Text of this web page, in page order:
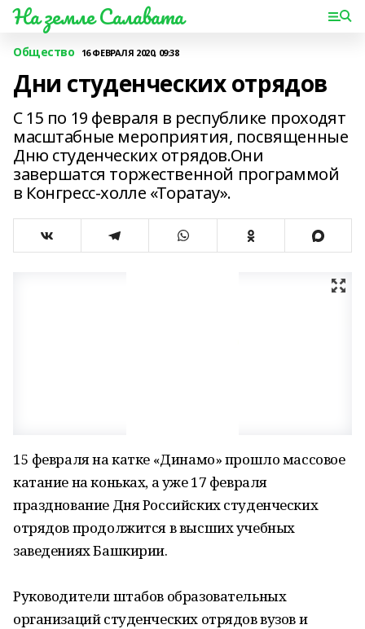
На земле Салавата
Общество 16 ФЕВРАЛЯ 2020, 09:38
Дни студенческих отрядов
С 15 по 19 февраля в республике проходят
масштабные мероприятия, посвященные
Дню студенческих отрядов.Они
завершатся торжественной программой
в Конгресс-холле «Торатау».
15 февраля на катке «Динамо» прошло массовое
катание на коньках, а уже 17 февраля
празднование Дня Российских студенческих
отрядов продолжится в высших учебных
заведениях Башкирии.
Руководители штабов образовательных
организаций студенческих отрядов вузов и